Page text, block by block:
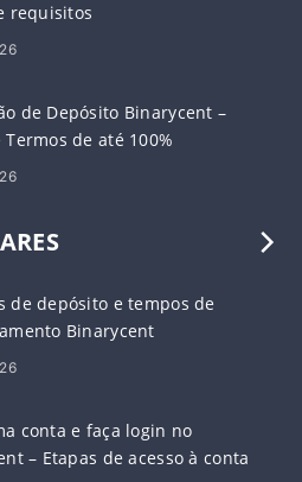
requisitos
de Depósito Binarycent –
Termos de até 100%
de depósito e tempos de
Binarycent
conta e faça login no
– ​​Etapas de acesso à conta